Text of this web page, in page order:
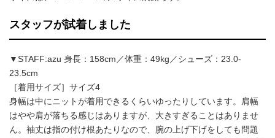
スタッフが試着しました
▼STAFF:azu 身長：158cm／体重：49kg／シューズ：23.0-
23.5cm
［着用サイズ］サイズ4
身幅は中にニットが着用できるくらいゆったりしています。肩幅
はやや肩が落ちる感じはありますが、大きすぎることはありませ
ん。袖丈は指の付け根あたりなので、腕の上げ下げをしても問題